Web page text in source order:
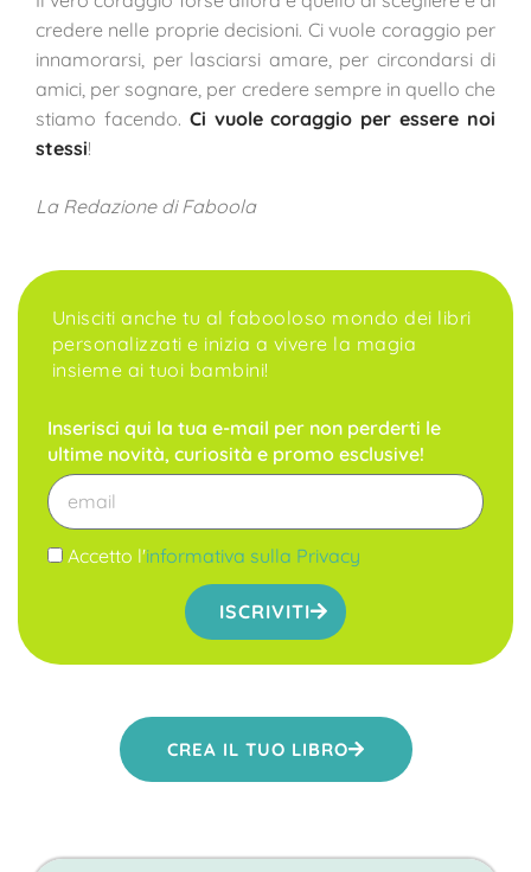
credere nelle proprie decisioni. Ci vuole coraggio per
innamorarsi, per lasciarsi amare, per circondarsi di
amici, per sognare, per credere sempre in quello che
stiamo facendo. Ci vuole coraggio per essere noi
stessi!
La Redazione di Faboola
Unisciti anche tu al fabooloso mondo dei libri
personalizzati e inizia a vivere la magia
insieme ai tuoi bambini!
Inserisci qui la tua e-mail per non perderti le
ultime novità, curiosità e promo esclusive!
Accetto l'informativa sulla Privacy
ISCRIVITI
CREA IL TUO LIBRO